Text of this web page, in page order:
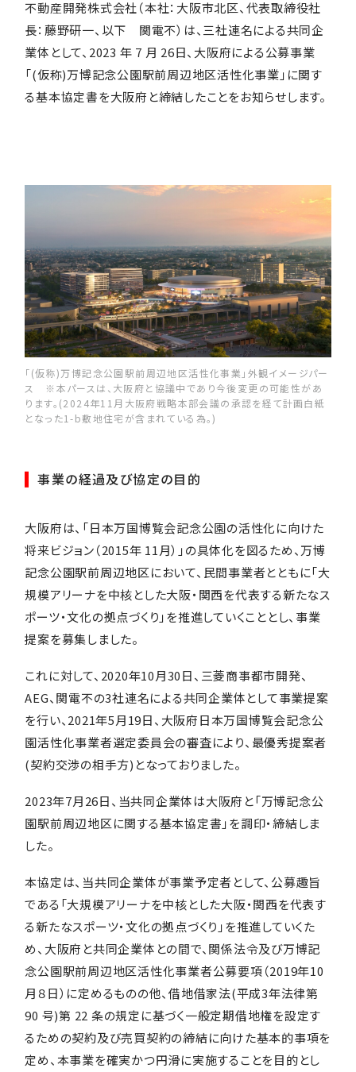
不動産開発株式会社（本社：大阪市北区、代表取締役社
長：藤野研一、以下 関電不）は、三社連名による共同企
業体として、2023 年 7 月 26日、大阪府による公募事業
「(仮称)万博記念公園駅前周辺地区活性化事業」に関す
る基本協定書を大阪府と締結したことをお知らせします。
「(仮称)万博記念公園駅前周辺地区活性化事業」外観イメージパー
ス ※本パースは、大阪府と協議中であり今後変更の可能性があ
ります。(2024年11月大阪府戦略本部会議の承認を経て計画白紙
となった1-b敷地住宅が含まれている為。)
事業の経過及び協定の目的
大阪府は、「日本万国博覧会記念公園の活性化に向けた
将来ビジョン（2015年 11月）」の具体化を図るため、万博
記念公園駅前周辺地区において、民間事業者とともに「大
規模アリーナを中核とした大阪・関西を代表する新たなス
ポーツ・文化の拠点づくり」を推進していくこととし、事業
提案を募集しました。
これに対して、2020年10月30日、三菱商事都市開発、
AEG、関電不の3社連名による共同企業体として事業提案
を行い、2021年5月19日、大阪府日本万国博覧会記念公
園活性化事業者選定委員会の審査により、最優秀提案者
(契約交渉の相手方)となっておりました。
2023年7月26日、当共同企業体は大阪府と「万博記念公
園駅前周辺地区に関する基本協定書」を調印・締結しま
した。
本協定は、当共同企業体が事業予定者として、公募趣旨
である「大規模アリーナを中核とした大阪・関西を代表す
る新たなスポーツ・文化の拠点づくり」を推進していくた
め、大阪府と共同企業体との間で、関係法令及び万博記
念公園駅前周辺地区活性化事業者公募要項（2019年10
月８日）に定めるものの他、借地借家法(平成3年法律第
90 号)第 22 条の規定に基づく一般定期借地権を設定す
るための契約及び売買契約の締結に向けた基本的事項を
定め、本事業を確実かつ円滑に実施することを目的とし